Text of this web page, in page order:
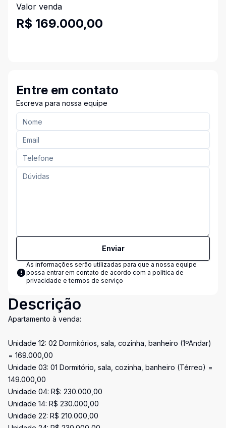
Valor venda
R$ 169.000,00
Entre em contato
Escreva para nossa equipe
Enviar
As informações serão utilizadas para que a nossa equipe
possa entrar em contato de acordo com a política de
privacidade e termos de serviço
Descrição
Apartamento à venda:
Unidade 12: 02 Dormitórios, sala, cozinha, banheiro (1ºAndar)
= 169.000,00
Unidade 03: 01 Dormitório, sala, cozinha, banheiro (Térreo) =
149.000,00
Unidade 04: R$: 230.000,00
Unidade 14: R$ 230.000,00
Unidade 22: R$ 210.000,00